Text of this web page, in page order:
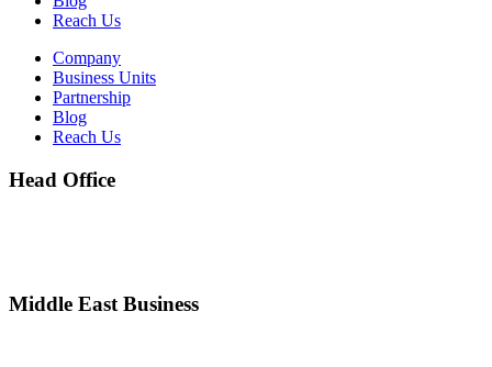
Reach Us
Company
Business Units
Partnership
Blog
Reach Us
Head Office
Middle East Business